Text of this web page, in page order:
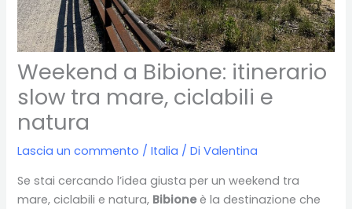
Weekend a Bibione: itinerario
slow tra mare, ciclabili e
natura
Lascia un commento /Italia / DiValentina
Se stai cercando l’idea giusta per un weekend tra
mare, ciclabili e natura, Bibioneè la destinazione che